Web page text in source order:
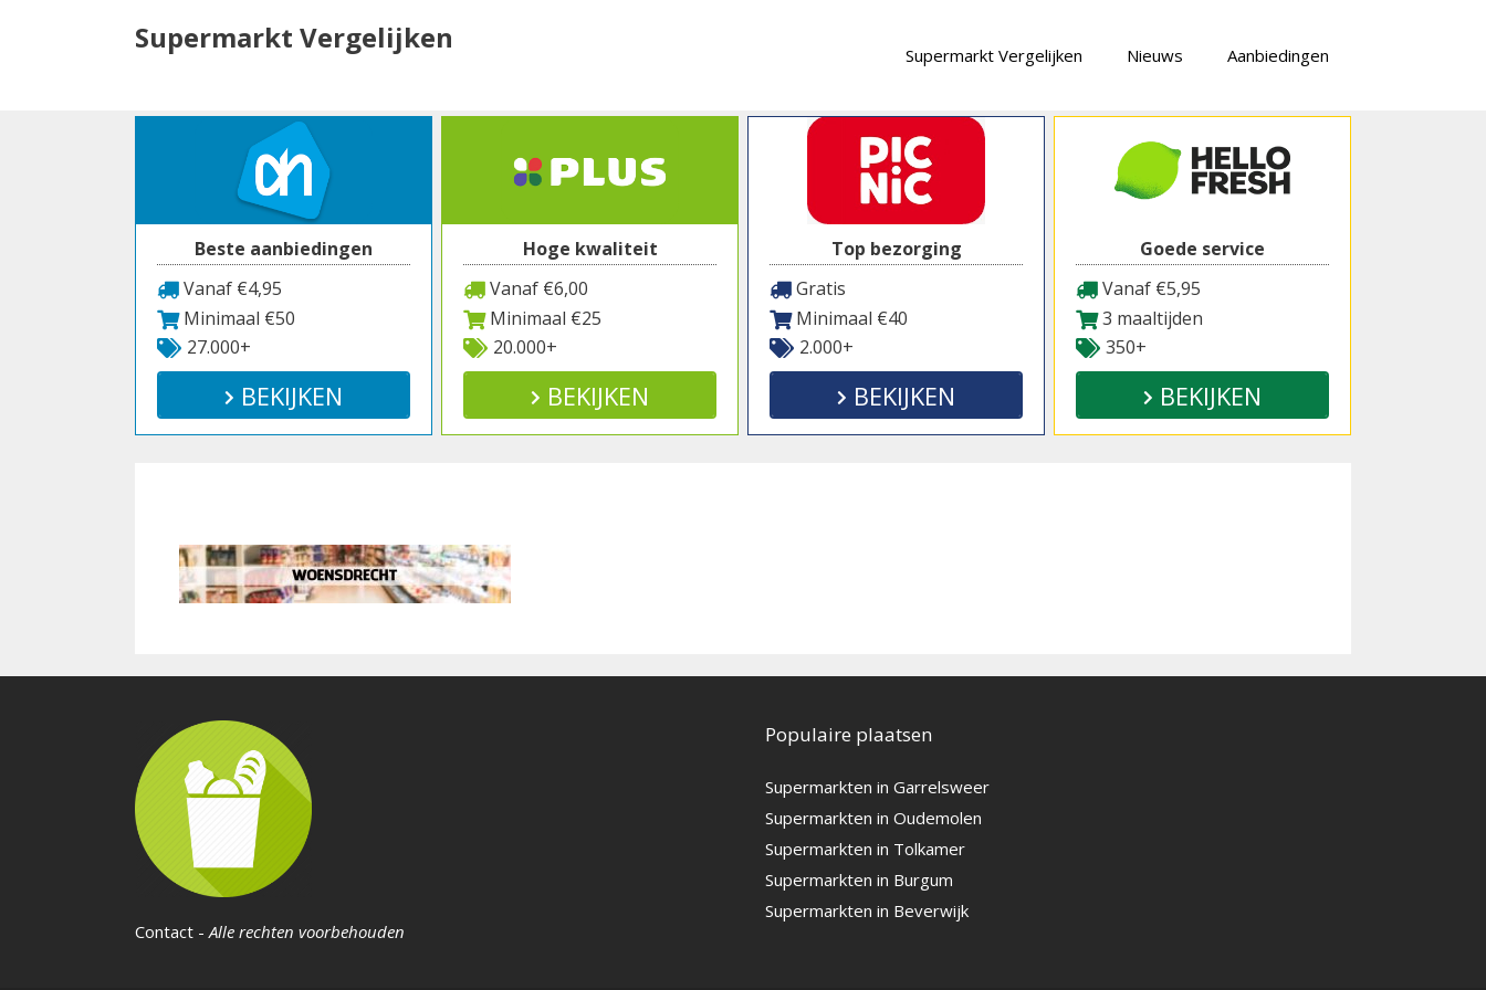
Supermarkt Vergelijken Supermarkt Vergelijken Nieuws Aanbiedingen
Beste aanbiedingen
Vanaf €4,95
Minimaal €50
27.000+
BEKIJKEN
Hoge kwaliteit
Vanaf €6,00
Minimaal €25
20.000+
BEKIJKEN
Top bezorging
Gratis
Minimaal €40
2.000+
BEKIJKEN
Goede service
Vanaf €5,95
3 maaltijden
350+
BEKIJKEN
Contact -Alle rechten voorbehouden
Populaire plaatsen
Supermarkten in Garrelsweer
Supermarkten in Oudemolen
Supermarkten in Tolkamer
Supermarkten in Burgum
Supermarkten in Beverwijk